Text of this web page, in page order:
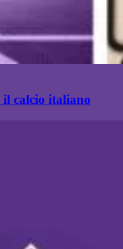
il calcio italiano